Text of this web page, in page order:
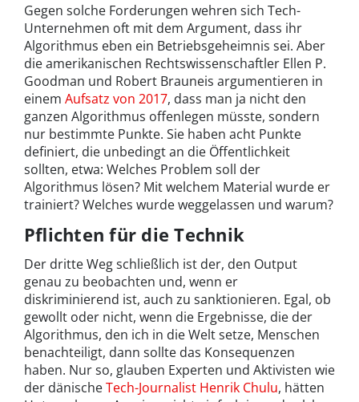
Gegen solche Forderungen wehren sich Tech-
Unternehmen oft mit dem Argument, dass ihr
Algorithmus eben ein Betriebsgeheimnis sei. Aber
die amerikanischen Rechtswissenschaftler Ellen P.
Goodman und Robert Brauneis argumentieren in
einem Aufsatz von 2017, dass man ja nicht den
ganzen Algorithmus offenlegen müsste, sondern
nur bestimmte Punkte. Sie haben acht Punkte
definiert, die unbedingt an die Öffentlichkeit
sollten, etwa: Welches Problem soll der
Algorithmus lösen? Mit welchem Material wurde er
trainiert? Welches wurde weggelassen und warum?
Pflichten für die Technik
Der dritte Weg schließlich ist der, den Output
genau zu beobachten und, wenn er
diskriminierend ist, auch zu sanktionieren. Egal, ob
gewollt oder nicht, wenn die Ergebnisse, die der
Algorithmus, den ich in die Welt setze, Menschen
benachteiligt, dann sollte das Konsequenzen
haben. Nur so, glauben Experten und Aktivisten wie
der dänischeTech-Journalist Henrik Chulu, hätten